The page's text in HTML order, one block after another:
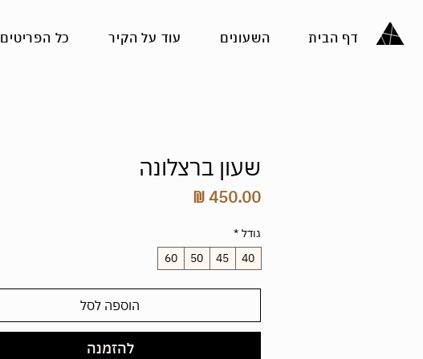
דף הבית השעונים עוד על הקיר כל הפריטים
שעון ברצלונה
גודל *
40
45
50
60
הוספה לסל
להזמנה